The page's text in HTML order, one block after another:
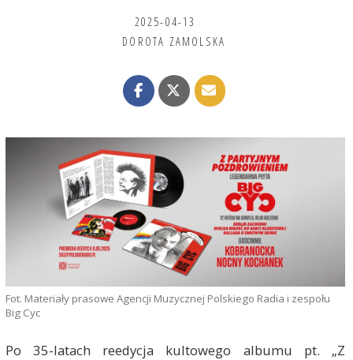
2025-04-13
DOROTA ZAMOLSKA
Fot. Materiały prasowe Agencji Muzycznej Polskiego Radia i zespołu
Big Cyc
Po 35-latach reedycja kultowego albumu pt. „Z